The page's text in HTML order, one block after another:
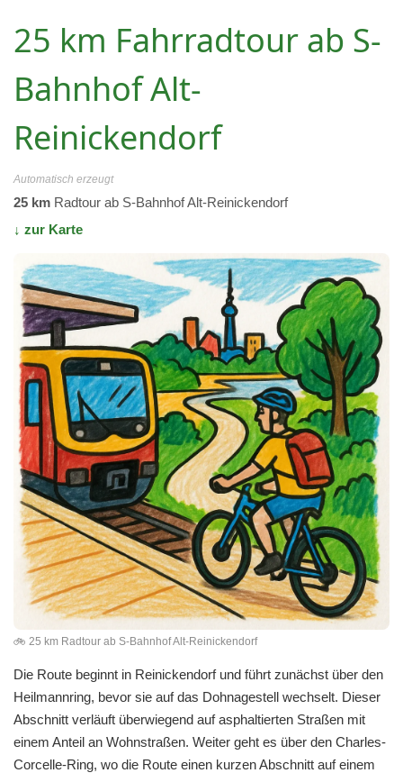
25 km Fahrradtour ab S-
Bahnhof Alt-
Reinickendorf
Automatisch erzeugt
25 km Radtour ab S-Bahnhof Alt-Reinickendorf
↓ zur Karte
🚲 25 km Radtour ab S-Bahnhof Alt-Reinickendorf
Die Route beginnt in Reinickendorf und führt zunächst über den
Heilmannring, bevor sie auf das Dohnagestell wechselt. Dieser
Abschnitt verläuft überwiegend auf asphaltierten Straßen mit
einem Anteil an Wohnstraßen. Weiter geht es über den Charles-
Corcelle-Ring, wo die Route einen kurzen Abschnitt auf einem